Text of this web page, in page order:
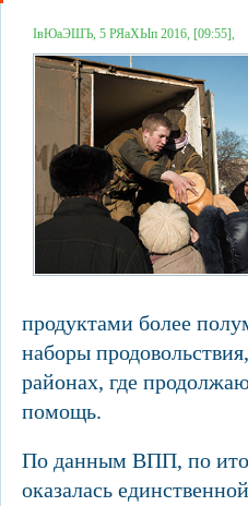
ІвЮаЭШЪ, 5 РЯаХЫп 2016, [09:55],
продуктами более
наборы
районах, где
помощь.
По данным ВПП, по
оказалась